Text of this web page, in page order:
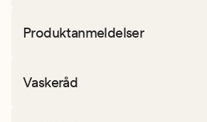
Produktanmeldelser
Vaskeråd